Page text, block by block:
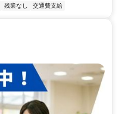
残業なし 交通費支給